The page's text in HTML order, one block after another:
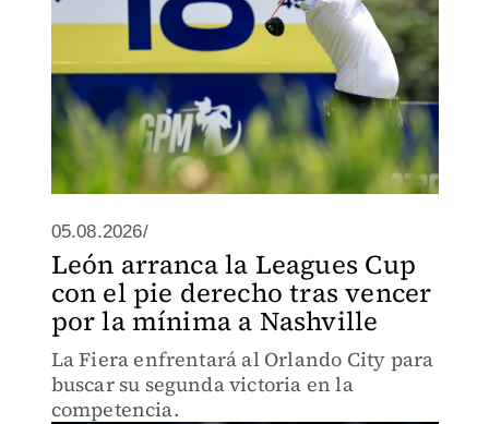
05.08.2026/
León arranca la Leagues Cup
con el pie derecho tras vencer
por la mínima a Nashville
La Fiera enfrentará al Orlando City para
buscar su segunda victoria en la
competencia.